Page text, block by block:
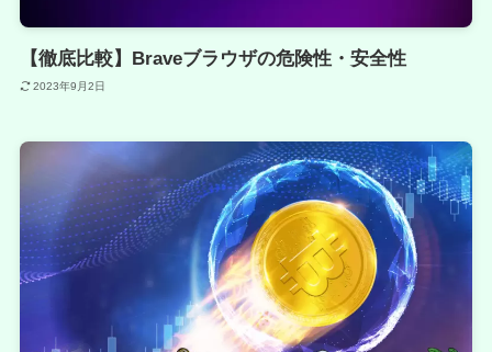
【徹底比較】Braveブラウザの危険性・安全性
2023年9月2日